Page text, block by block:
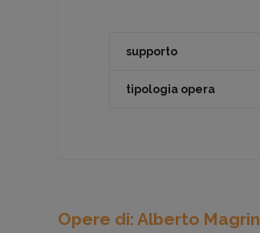
supporto
tipologia opera
Opere di: Alberto Magrin